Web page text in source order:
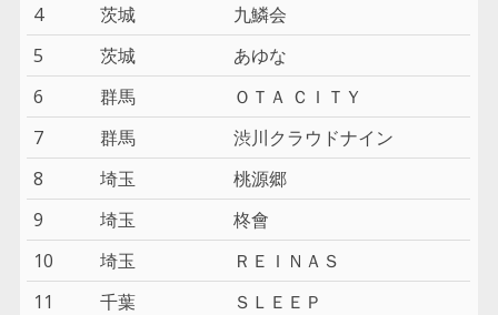
4 茨城
九鱗会
5
茨城
あゆな
6
群馬
ＯＴＡ ＣＩＴＹ
7
群馬
渋川クラウドナイン
8
埼玉
桃源郷
9
埼玉
柊會
10
埼玉
ＲＥＩＮＡＳ
11
千葉
ＳＬＥＥＰ